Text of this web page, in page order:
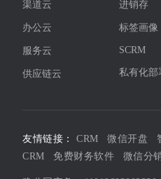
渠道云
办公云
服务云
供应链云
进销存
标签画像
SCRM
私有化部
友情链接： CRM 微信开盘
CRM
免费财务软件 微信分